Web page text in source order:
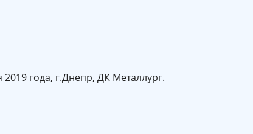
года, г.Днепр, ДК Металлург.